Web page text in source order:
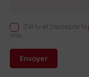
J'ai lu et j'accepte la
site.
Envoyer